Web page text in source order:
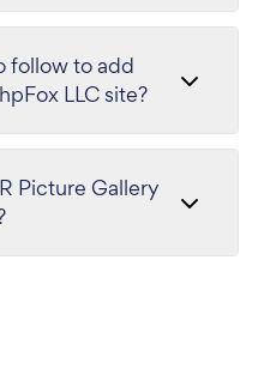
follow to add
LLC site?
Picture Gallery